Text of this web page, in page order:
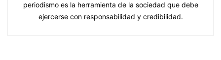
periodismo es la herramienta de la sociedad que debe
ejercerse con responsabilidad y credibilidad.